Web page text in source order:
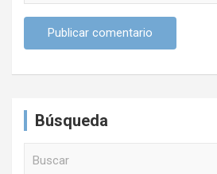
Búsqueda